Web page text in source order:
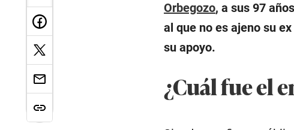
Orbegozo, a sus 97
al que no es ajeno su
su apoyo.
¿Cuál fue el